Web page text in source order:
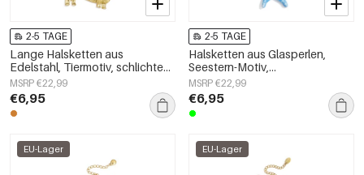
2-5 TAGE
Lange Halsketten aus
Edelstahl, Tiermotiv, schlichte
Alltags-Serie, Damenschmuck
MSRP €22,99
€6,95
2-5 TAGE
Halsketten aus Glasperlen,
Seestern-Motiv,
Urlaubs-/Strand-Romantik-Serie,
Damenschmuck
MSRP €22,99
€6,95
EU-Lager EU-Lager